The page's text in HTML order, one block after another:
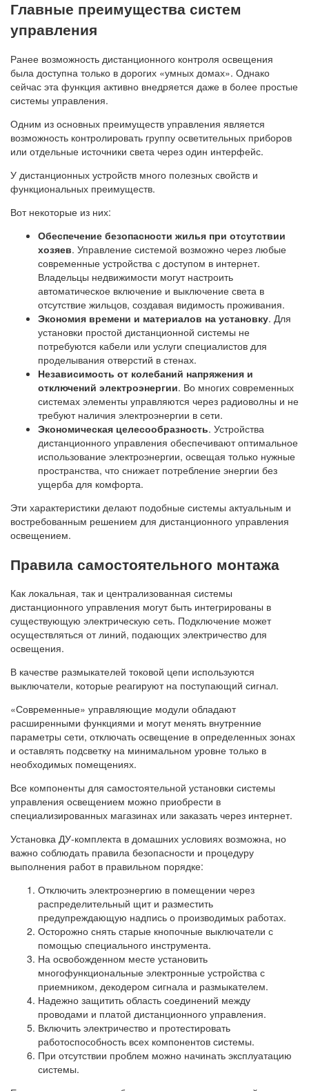
Главные преимущества систем
управления
Ранее возможность дистанционного контроля освещения
была доступна только в дорогих «умных домах». Однако
сейчас эта функция активно внедряется даже в более простые
системы управления.
Одним из основных преимуществ управления является
возможность контролировать группу осветительных приборов
или отдельные источники света через один интерфейс.
У дистанционных устройств много полезных свойств и
функциональных преимуществ.
Вот некоторые из них:
Обеспечение безопасности жилья при отсутствии
хозяев. Управление системой возможно через любые
современные устройства с доступом в интернет.
Владельцы недвижимости могут настроить
автоматическое включение и выключение света в
отсутствие жильцов, создавая видимость проживания.
Экономия времени и материалов на установку. Для
установки простой дистанционной системы не
потребуются кабели или услуги специалистов для
проделывания отверстий в стенах.
Независимость от колебаний напряжения и
отключений электроэнергии. Во многих современных
системах элементы управляются через радиоволны и не
требуют наличия электроэнергии в сети.
Экономическая целесообразность. Устройства
дистанционного управления обеспечивают оптимальное
использование электроэнергии, освещая только нужные
пространства, что снижает потребление энергии без
ущерба для комфорта.
Эти характеристики делают подобные системы актуальным и
востребованным решением для дистанционного управления
освещением.
Правила самостоятельного монтажа
Как локальная, так и централизованная системы
дистанционного управления могут быть интегрированы в
существующую электрическую сеть. Подключение может
осуществляться от линий, подающих электричество для
освещения.
В качестве размыкателей токовой цепи используются
выключатели, которые реагируют на поступающий сигнал.
«Современные» управляющие модули обладают
расширенными функциями и могут менять внутренние
параметры сети, отключать освещение в определенных зонах
и оставлять подсветку на минимальном уровне только в
необходимых помещениях.
Все компоненты для самостоятельной установки системы
управления освещением можно приобрести в
специализированных магазинах или заказать через интернет.
Установка ДУ-комплекта в домашних условиях возможна, но
важно соблюдать правила безопасности и процедуру
выполнения работ в правильном порядке:
Отключить электроэнергию в помещении через
распределительный щит и разместить
предупреждающую надпись о производимых работах.
Осторожно снять старые кнопочные выключатели с
помощью специального инструмента.
На освобожденном месте установить
многофункциональные электронные устройства с
приемником, декодером сигнала и размыкателем.
Надежно защитить область соединений между
проводами и платой дистанционного управления.
Включить электричество и протестировать
работоспособность всех компонентов системы.
При отсутствии проблем можно начинать эксплуатацию
системы.